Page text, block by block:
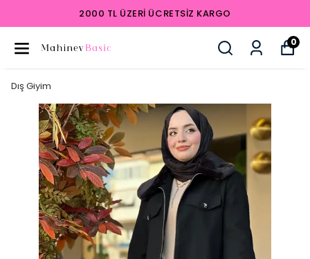
2000 TL ÜZERI ÜCRETSIZ KARGO
0
Dış Giyim